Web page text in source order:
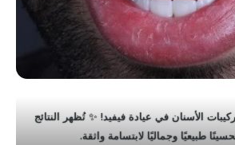
الأسنان في عيادة فيفيد! ✨ تُظهر النتائج
طبيعيًا وجماليًا لابتسامة واثقة.